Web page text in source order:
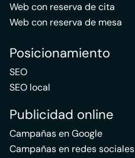
Web con reserva de cita
Web con reserva de mesa
Posicionamiento
SEO
SEO local
Publicidad online
Campañas en Google
Campañas en redes sociales